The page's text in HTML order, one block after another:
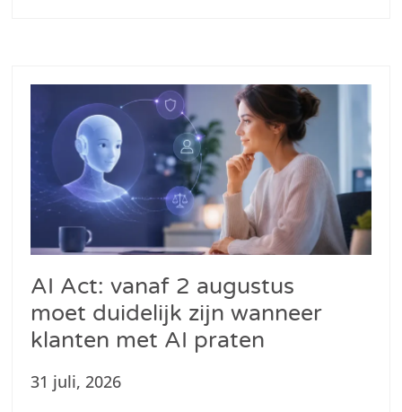
AI Act: vanaf 2 augustus
moet duidelijk zijn wanneer
klanten met AI praten
31 juli, 2026